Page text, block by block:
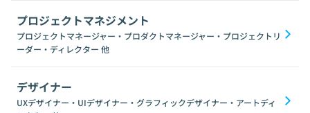
プロジェクトマネジメント
プロジェクトマネージャー・プロダクトマネージャー・プロジェクトリ
ーダー・ディレクター 他
デザイナー
UXデザイナー・UIデザイナー・グラフィックデザイナー・アートディ